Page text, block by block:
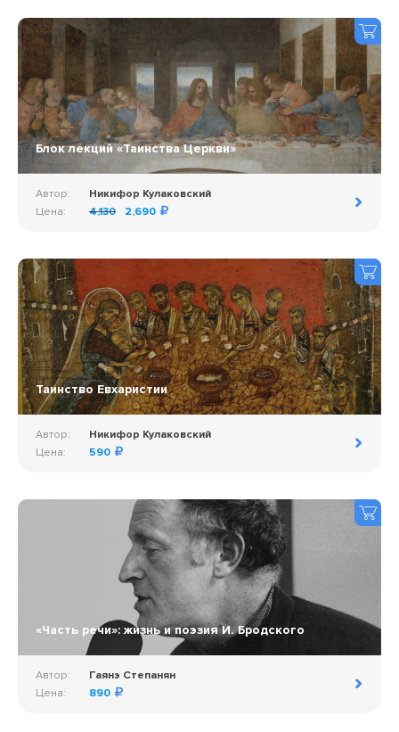
Блок лекций «Таинства Церкви»
Автор:
Никифор Кулаковский
Цена:
4,130 2,690
Таинство Евхаристии
Автор:
Никифор Кулаковский
Цена:
590
«Часть речи»: жизнь и поэзия И. Бродского
Автор:
Гаянэ Степанян
Цена:
890